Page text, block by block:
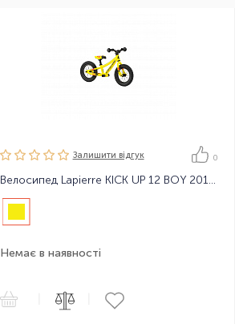
Залишити вiдгук 0
Велосипед Lapierre KICK UP 12 BOY 2018 Yellow
Немає в наявності